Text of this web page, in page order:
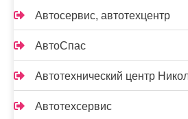
Автосервис, автотехцентр
АвтоСпас
Автотехнический центр
Автотехсервис